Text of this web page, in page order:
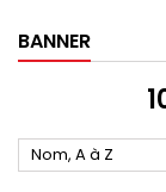
BANNER
Nom, A à Z